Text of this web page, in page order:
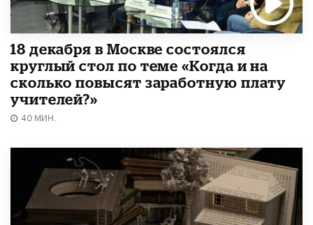
18 декабря в Москве состоялся
круглый стол по теме «Когда и на
сколько повысят заработную плату
учителей?»
40 МИН.